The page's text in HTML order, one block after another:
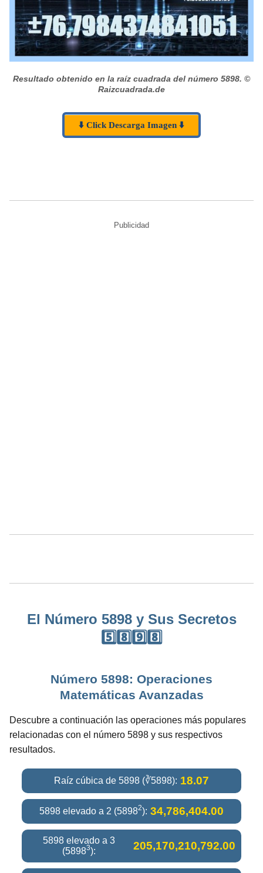
Resultado obtenido en la raíz cuadrada del número 5898. ©
Raizcuadrada.de
⬇️ Click Descarga Imagen ⬇️
Publicidad
El Número 5898 y Sus Secretos
5️⃣8️⃣9️⃣8️⃣
Número 5898: Operaciones
Matemáticas Avanzadas
Descubre a continuación las operaciones más populares
relacionadas con el número 5898 y sus respectivos
resultados.
Raíz cúbica de 5898 (∛5898): 18.07
5898 elevado a 2 (58982): 34,786,404.00
5898 elevado a 3
(58983): 205,170,210,792.00